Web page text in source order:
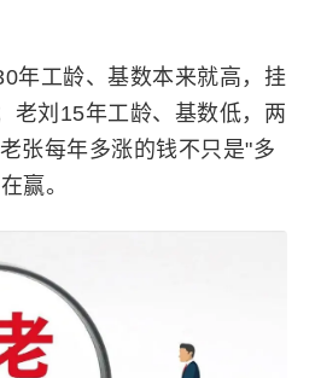
年工龄、基数本来就高，挂
老刘15年工龄、基数低，两
张每年多涨的钱不只是"多
赢。